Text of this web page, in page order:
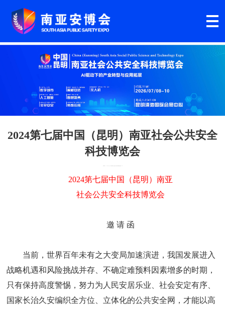
2024第七届中国（昆明）南亚社会公共安全
科技博览会
2024第七届中国（昆明）南亚
社会公共安全科技博览会
邀 请 函
当前，世界百年未有之大变局加速演进，我国发展进入
战略机遇和风险挑战并存、不确定难预料因素增多的时期，
只有保持高度警惕， 努力为人民安居乐业、社会安定有序、
国家长治久安编织全方位、立体化的公共安全网 ，才能以高